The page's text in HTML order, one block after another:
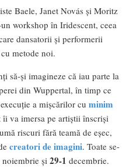
Baele, Janet Novás și Moritz
workshop în Iridescent, ceea
dansatorii și performerii
metode noi.
să-și imagineze că iau parte la
din Wuppertal, în timp ce
a mișcărilor cu minim
îi va imersa pe artiștii înscriși
riscuri fără teamă de eșec,
creatori de imagini. Toate se-
noiembrie și 29-1 decembrie.